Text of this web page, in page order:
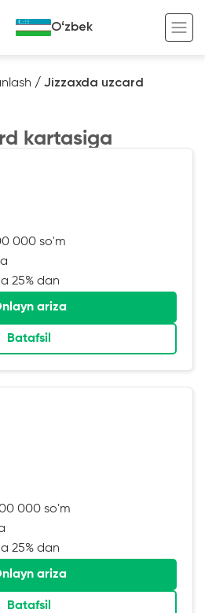
kredit
kredit
kredit
uchun onlayn
Oʻzbek
/ Jizzaxda uzcard
kartasiga
000 so'm
25% dan
ariza
Batafsil
000 so'm
25% dan
ariza
Batafsil